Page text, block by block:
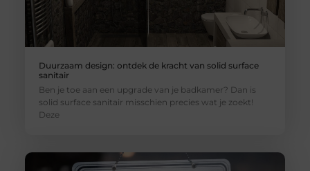
Duurzaam design: ontdek de kracht van solid surface
sanitair
Ben je toe aan een upgrade van je badkamer? Dan is
solid surface sanitair misschien precies wat je zoekt!
Deze